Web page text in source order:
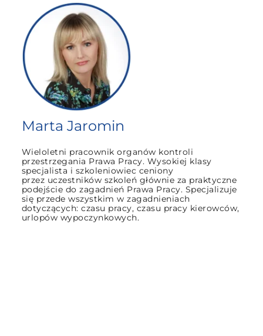
Marta Jaromin
Wieloletni pracownik organów kontroli
przestrzegania Prawa Pracy. Wysokiej klasy
specjalista i szkoleniowiec ceniony
przez uczestników szkoleń głównie za praktyczne
podejście do zagadnień Prawa Pracy. Specjalizuje
się przede wszystkim w zagadnieniach
dotyczących: czasu pracy, czasu pracy kierowców,
urlopów wypoczynkowych.